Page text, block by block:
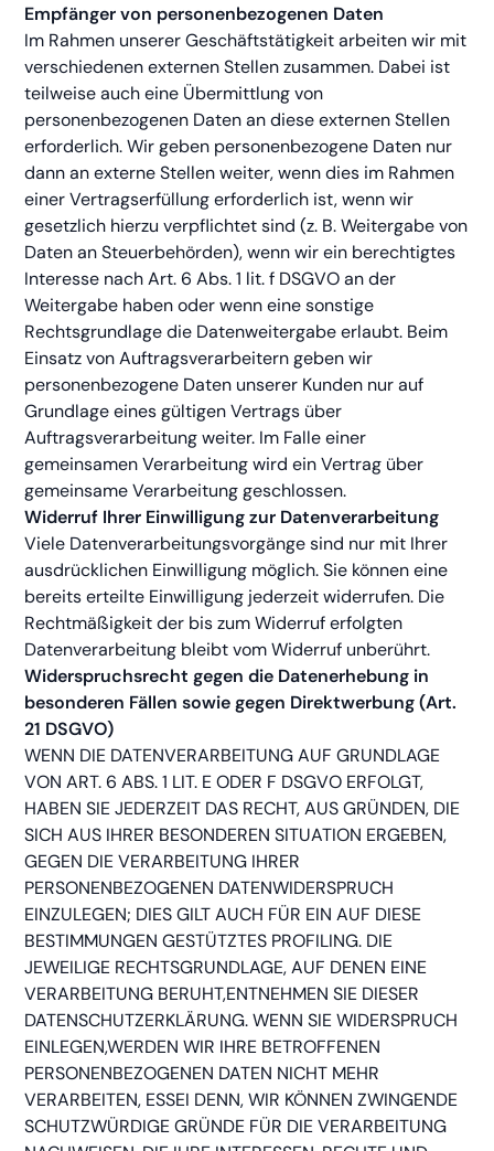
Empfänger von personenbezogenen Daten
Im Rahmen unserer Geschäftstätigkeit arbeiten wir mit
verschiedenen externen Stellen zusammen. Dabei ist
teilweise auch eine Übermittlung von
personenbezogenen Daten an diese externen Stellen
erforderlich. Wir geben personenbezogene Daten nur
dann an externe Stellen weiter, wenn dies im Rahmen
einer Vertragserfüllung erforderlich ist, wenn wir
gesetzlich hierzu verpflichtet sind (z. B. Weitergabe von
Daten an Steuerbehörden), wenn wir ein berechtigtes
Interesse nach Art. 6 Abs. 1 lit. f DSGVO an der
Weitergabe haben oder wenn eine sonstige
Rechtsgrundlage die Datenweitergabe erlaubt. Beim
Einsatz von Auftragsverarbeitern geben wir
personenbezogene Daten unserer Kunden nur auf
Grundlage eines gültigen Vertrags über
Auftragsverarbeitung weiter. Im Falle einer
gemeinsamen Verarbeitung wird ein Vertrag über
gemeinsame Verarbeitung geschlossen.
Widerruf Ihrer Einwilligung zur Datenverarbeitung
Viele Datenverarbeitungsvorgänge sind nur mit Ihrer
ausdrücklichen Einwilligung möglich. Sie können eine
bereits erteilte Einwilligung jederzeit widerrufen. Die
Rechtmäßigkeit der bis zum Widerruf erfolgten
Datenverarbeitung bleibt vom Widerruf unberührt.
Widerspruchsrecht gegen die Datenerhebung in
besonderen Fällen sowie gegen Direktwerbung (Art.
21 DSGVO)
WENN DIE DATENVERARBEITUNG AUF GRUNDLAGE
VON ART. 6 ABS. 1 LIT. E ODER F DSGVO ERFOLGT,
HABEN SIE JEDERZEIT DAS RECHT, AUS GRÜNDEN, DIE
SICH AUS IHRER BESONDEREN SITUATION ERGEBEN,
GEGEN DIE VERARBEITUNG IHRER
PERSONENBEZOGENEN DATENWIDERSPRUCH
EINZULEGEN; DIES GILT AUCH FÜR EIN AUF DIESE
BESTIMMUNGEN GESTÜTZTES PROFILING. DIE
JEWEILIGE RECHTSGRUNDLAGE, AUF DENEN EINE
VERARBEITUNG BERUHT,ENTNEHMEN SIE DIESER
DATENSCHUTZERKLÄRUNG. WENN SIE WIDERSPRUCH
EINLEGEN,WERDEN WIR IHRE BETROFFENEN
PERSONENBEZOGENEN DATEN NICHT MEHR
VERARBEITEN, ESSEI DENN, WIR KÖNNEN ZWINGENDE
SCHUTZWÜRDIGE GRÜNDE FÜR DIE VERARBEITUNG